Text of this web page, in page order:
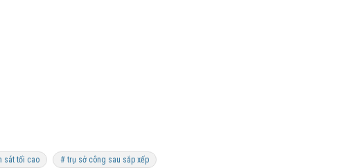
sát tối cao # trụ sở công sau sắp xếp